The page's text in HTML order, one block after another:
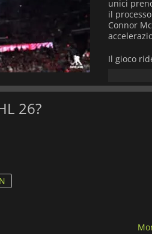
unici
il
Connor
Il gioco
viaggio
ai World
Hockey
Factor in
System
Dalle
alla
e
26?